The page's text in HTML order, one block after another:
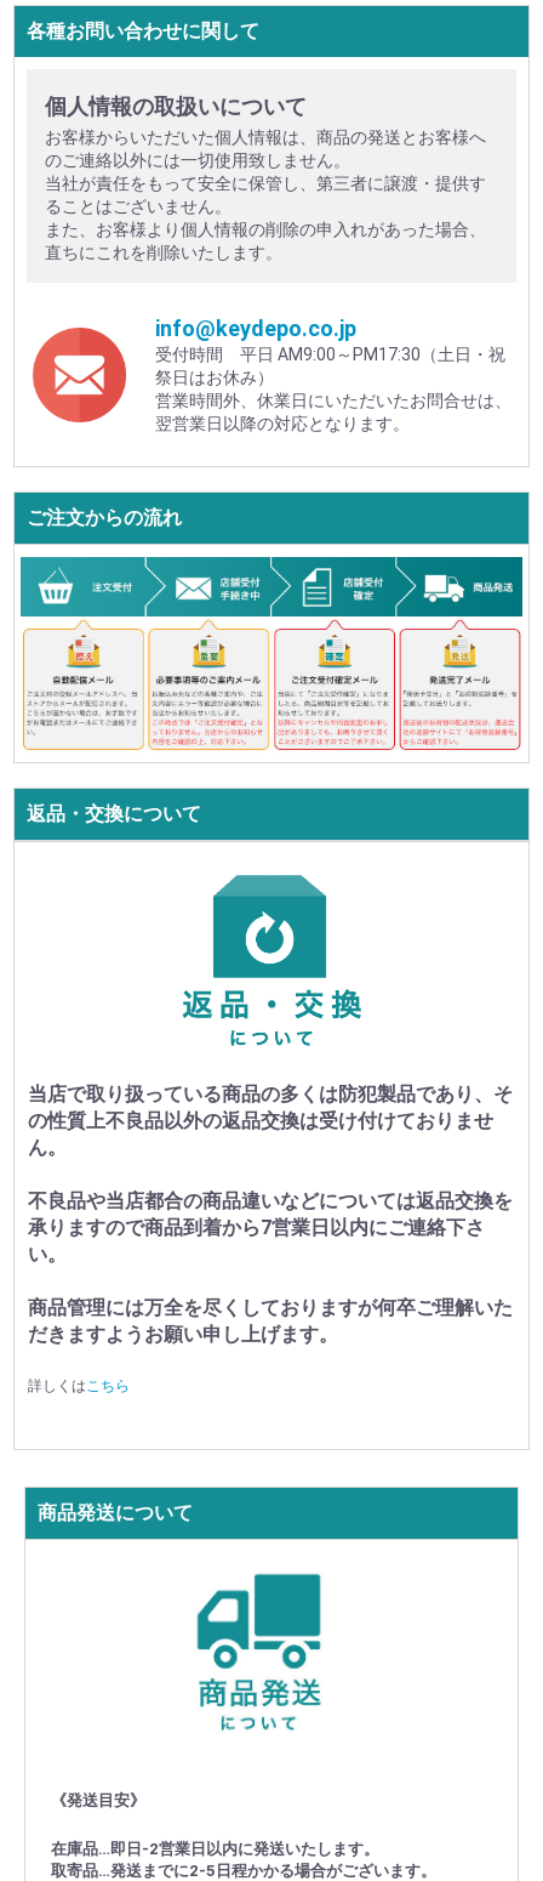
各種お問い合わせに関して
個人情報の取扱いについて
お客様からいただいた個人情報は、商品の発送とお客様へ
のご連絡以外には一切使用致しません。
当社が責任をもって安全に保管し、第三者に譲渡・提供す
ることはございません。
また、お客様より個人情報の削除の申入れがあった場合、
直ちにこれを削除いたします。
info@keydepo.co.jp
受付時間 平日 AM9:00～PM17:30（土日・祝
祭日はお休み）
営業時間外、休業日にいただいたお問合せは、
翌営業日以降の対応となります。
ご注文からの流れ
返品・交換について
当店で取り扱っている商品の多くは防犯製品であり、そ
の性質上不良品以外の返品交換は受け付けておりませ
ん。
不良品や当店都合の商品違いなどについては返品交換を
承りますので商品到着から7営業日以内にご連絡下さ
い。
商品管理には万全を尽くしておりますが何卒ご理解いた
だきますようお願い申し上げます。
詳しくは こちら
商品発送について
《発送目安》
在庫品…即日-2営業日以内に発送いたします。
取寄品…発送までに2-5日程かかる場合がございます。